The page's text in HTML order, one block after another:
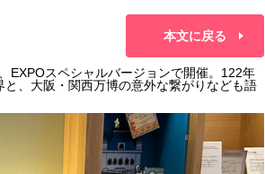
本文に戻る
EXPOスペシャルバージョンで開催。122年
、大阪・関西万博の意外な繋がりなども語